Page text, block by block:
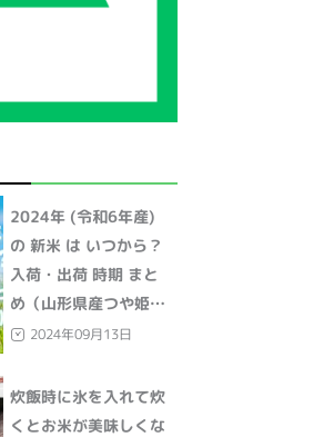
2024年 (令和6年産)
の 新米 は いつから？
入荷・出荷 時期 まと
め（山形県産つや姫な
ど）2024年09月13日
炊飯時に氷を入れて炊
くとお米が美味しくな